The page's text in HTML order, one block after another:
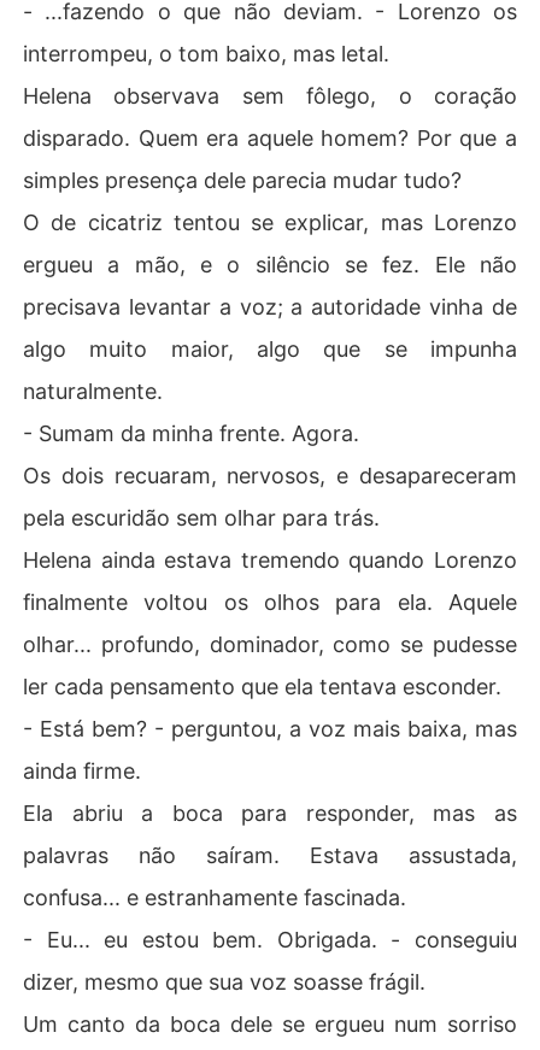
- ...fazendo o que não deviam. - Lorenzo os
interrompeu, o tom baixo, mas letal.
Helena observava sem fôlego, o coração
disparado. Quem era aquele homem? Por que a
simples presença dele parecia mudar tudo?
O de cicatriz tentou se explicar, mas Lorenzo
ergueu a mão, e o silêncio se fez. Ele não
precisava levantar a voz; a autoridade vinha de
algo muito maior, algo que se impunha
naturalmente.
- Sumam da minha frente. Agora.
Os dois recuaram, nervosos, e desapareceram
pela escuridão sem olhar para trás.
Helena ainda estava tremendo quando Lorenzo
finalmente voltou os olhos para ela. Aquele
olhar... profundo, dominador, como se pudesse
ler cada pensamento que ela tentava esconder.
- Está bem? - perguntou, a voz mais baixa, mas
ainda firme.
Ela abriu a boca para responder, mas as
palavras não saíram. Estava assustada,
confusa... e estranhamente fascinada.
- Eu... eu estou bem. Obrigada. - conseguiu
dizer, mesmo que sua voz soasse frágil.
Um canto da boca dele se ergueu num sorriso